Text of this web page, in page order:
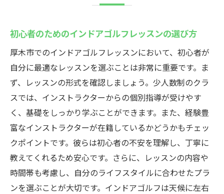
厚木市でのインドアゴルフレッスンが提供
インドアゴルフの効果を最大化する練習方
法
快適な環境でゴルフスキルを向上させる厚木市
のインドアゴルフcaddy
最新設備を備えたインドアゴルフcaddyの魅
厚木市で選ばれるインドアゴルフcaddyの秘
密
インドアゴルフcaddyでの効果的な練習メニ
ュー
初心者のためのインドアゴルフレッスンの選び方
厚木市でのインドアゴルフレッスンにおいて、初心者が
自分に最適なレッスンを選ぶことは非常に重要です。ま
ず、レッスンの形式を確認しましょう。少人数制のクラ
スでは、インストラクターからの個別指導が受けやす
く、基礎をしっかり学ぶことができます。また、経験豊
富なインストラクターが在籍しているかどうかもチェッ
クポイントです。彼らは初心者の不安を理解し、丁寧に
教えてくれるため安心です。さらに、レッスンの内容や
時間帯も考慮し、自分のライフスタイルに合わせたプラ
ンを選ぶことが大切です。インドアゴルフは天候に左右